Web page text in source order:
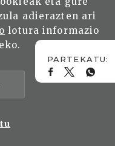
el
esos años la
y Cía” y
de Villa Atuel,
de San Rafael,
de otra
adierazten ari
lotura informazio